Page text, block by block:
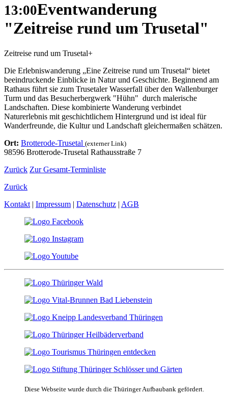
13:00Eventwanderung
"Zeitreise rund um Trusetal"
Zeitreise rund um Trusetal+
Die Erlebniswanderung „Eine Zeitreise rund um Trusetal“ bietet
beeindruckende Einblicke in Natur und Geschichte. Beginnend am
Rathaus führt sie zum Trusetaler Wasserfall über den Wallenburger
Turm und das Besucherbergwerk "Hühn" durch malerische
Landschaften. Diese kombinierte Wanderung verbindet
Naturerlebnis mit geschichtlichem Hintergrund und ist ideal für
Wanderfreunde, die Kultur und Landschaft gleichermaßen schätzen.
Ort: Brotterode-Trusetal (externer Link)
98596 Brotterode-Trusetal Rathausstraße 7
Zurück Zur Gesamt-Terminliste
Zurück
Kontakt | Impressum | Datenschutz | AGB
Diese Webseite wurde durch die Thüringer Aufbaubank gefördert.